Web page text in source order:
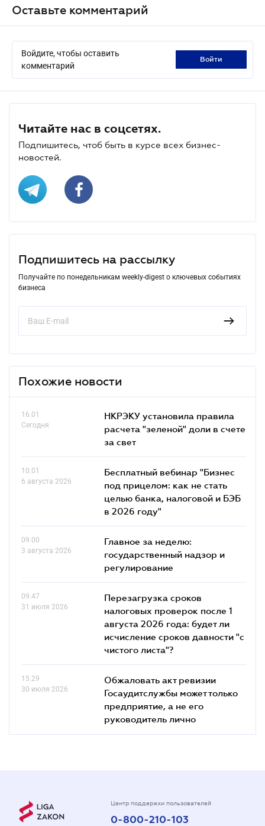
Оставьте комментарий
Войдите, чтобы оставить
комментарий
войти
Читайте нас в соцсетях.
Подпишитесь, чтоб быть в курсе всех бизнес-
новостей.
Подпишитесь на рассылку
Получайте по понедельникам weekly-digest о ключевых событиях
бизнеса
Похожие новости
16.01
Сегодня
НКРЭКУ установила правила
расчета "зеленой" доли в счете
за свет
10.01
6 августа 2026
Бесплатный вебинар "Бизнес
под прицелом: как не стать
целью банка, налоговой и БЭБ
в 2026 году"
09.00
3 августа 2026
Главное за неделю:
государственный надзор и
регулирование
09.47
31 июля 2026
Перезагрузка сроков
налоговых проверок после 1
августа 2026 года: будет ли
исчисление сроков давности "с
чистого листа"?
15.29
30 июля 2026
Обжаловать акт ревизии
Госаудитслужбы может только
предприятие, а не его
руководитель лично
Центр поддержки пользователей
0-800-210-103